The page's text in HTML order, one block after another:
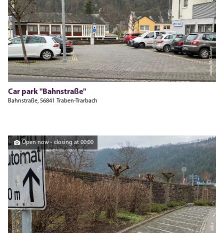
Joshua McCluskey
Car park "Bahnstraße"
Bahnstraße, 56841 Traben-Trarbach
Open now - closing at 00:00